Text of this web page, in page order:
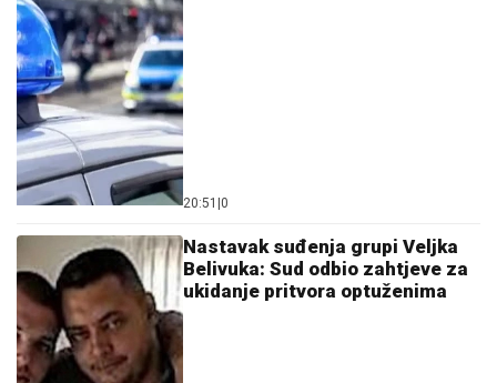
20:51 0
Nastavak suđenja grupi Veljka
Belivuka: Sud odbio zahtjeve za
ukidanje pritvora optuženima